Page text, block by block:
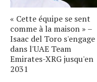
« Cette équipe se sent
comme à la maison » –
Isaac del Toro s'engage
dans l'UAE Team
Emirates-XRG jusqu'en
2031